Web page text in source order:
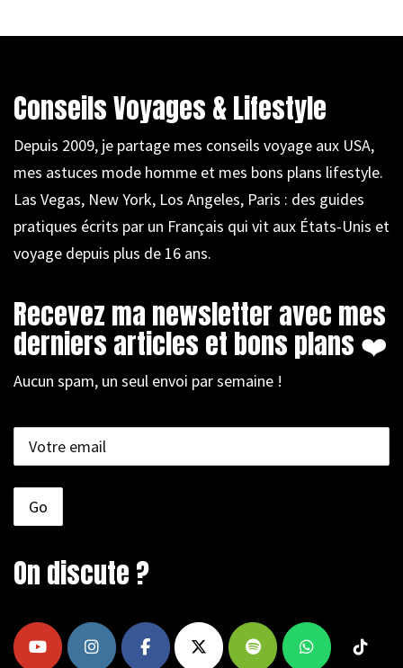
Conseils Voyages & Lifestyle
Depuis 2009, je partage mes conseils voyage aux USA,
mes astuces mode homme et mes bons plans lifestyle.
Las Vegas, New York, Los Angeles, Paris : des guides
pratiques écrits par un Français qui vit aux États-Unis et
voyage depuis plus de 16 ans.
Recevez ma newsletter avec mes
derniers articles et bons plans ❤️
Aucun spam, un seul envoi par semaine !
On discute ?